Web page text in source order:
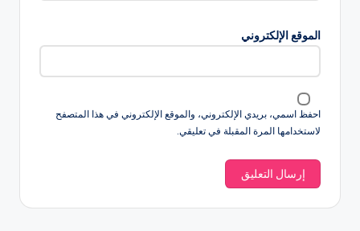
الموقع الإلكتروني
احفظ اسمي، بريدي الإلكتروني، والموقع الإلكتروني في هذا المتصفح
لاستخدامها المرة المقبلة في تعليقي.